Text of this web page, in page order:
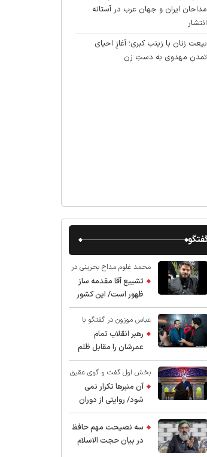
مداحان ایران و جهان عرب در آستانه
انتشار
بیعت زنان با زینب کبری؛ آغازِ احیای
تمدنِ مهدوی به دستِ زن
محمد غلوم مداح بحرینی در
گفت و گو با عقیق:
تشییع آقا مقدمه ساز
ظهور است/ این کشور
صاحب دارد
عباس موزون در گفتگو با
عقیق:رهبر انقلاب تمام
عمرشان را مقابل ظلم
ایستادند پس نباید از
شهادت ایشان شگفت
زده شد
بخش اول گفت و گوی عقیق
با استاد حسین انصاریان:
آن منبرها تکرار نمی
شود/ روایتی از دوران
کودکی و نوجوانی این
واعظ بزرگ و نویسنده و
پژوهشگر جهان اسلام
سه نصیحت مهم حافظ
در بیان حجت الاسلام